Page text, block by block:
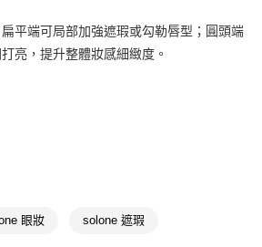
平端可局部加強遮瑕或勾勒唇型；圓頭端
亮，提升整體妝感細緻度。
眼妝 solone 遮瑕